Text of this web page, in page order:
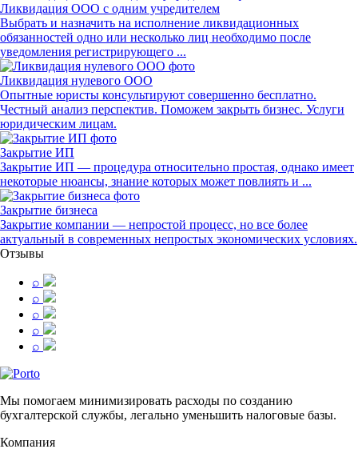
Ликвидация ООО с одним учредителем
Выбрать и назначить на исполнение ликвидационных
обязанностей одно или несколько лиц необходимо после
уведомления регистрирующего ...
Ликвидация нулевого ООО
Опытные юристы консультируют совершенно бесплатно.
Честный анализ перспектив. Поможем закрыть бизнес. Услуги
юридическим лицам.
Закрытие ИП
Закрытие ИП — процедура относительно простая, однако имеет
некоторые нюансы, знание которых может повлиять и ...
Закрытие бизнеса
Закрытие компании — непростой процесс, но все более
актуальный в современных непростых экономических условиях.
Отзывы
⌕
⌕
⌕
⌕
⌕
Мы помогаем минимизировать расходы по созданию
бухгалтерской службы, легально уменьшить налоговые базы.
Компания